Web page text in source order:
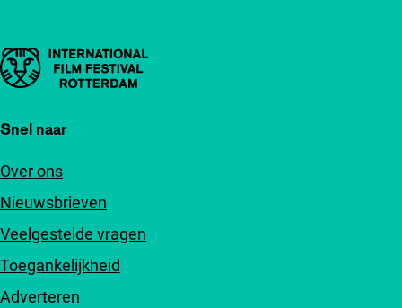
Belangrijke links
Snel naar
Over ons
Nieuwsbrieven
Veelgestelde vragen
Toegankelijkheid
Adverteren